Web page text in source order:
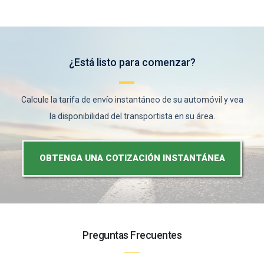
¿Está listo para comenzar?
Calcule la tarifa de envío instantáneo de su automóvil y vea
la disponibilidad del transportista en su área.
OBTENGA UNA COTIZACIÓN INSTANTÁNEA
Preguntas Frecuentes